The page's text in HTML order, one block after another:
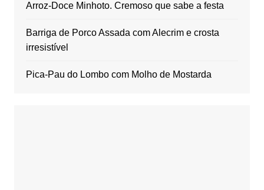
Arroz-Doce Minhoto. Cremoso que sabe a festa
Barriga de Porco Assada com Alecrim e crosta
irresistível
Pica-Pau do Lombo com Molho de Mostarda